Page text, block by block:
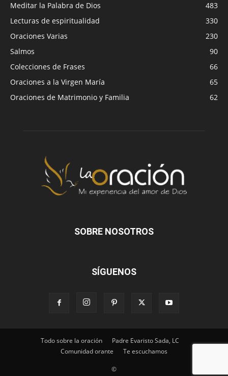
Meditar la Palabra de Dios
483
Lecturas de espiritualidad
330
Oraciones Varias
230
Salmos
90
Colecciones de Frases
66
Oraciones a la Virgen María
65
Oraciones de Matrimonio y Familia
62
SOBRE NOSOTROS
SÍGUENOS
Todo sobre la oración
Padre Evaristo Sada, LC
Comunidad orante
Te escuchamos
©